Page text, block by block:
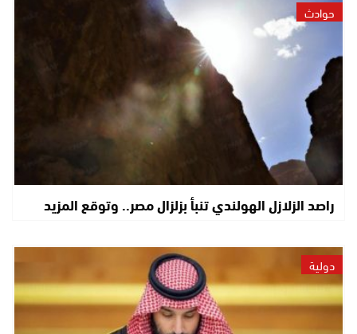
حوادث
راصد الزلازل الهولندي تنبأ بزلزال مصر.. وتوقع المزيد
دولية